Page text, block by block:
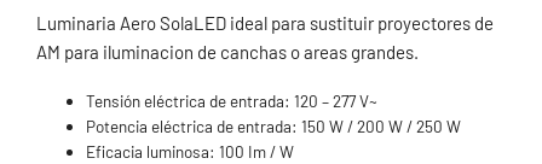
Luminaria Aero SolaLED ideal para sustituir proyectores de
AM para iluminacion de canchas o areas grandes.
Tensión eléctrica de entrada: 120 – 277 V~
Potencia eléctrica de entrada: 150 W / 200 W / 250 W
Eficacia luminosa: 100 Im / W